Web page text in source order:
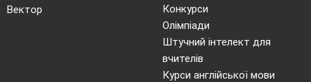
Вектор
Конкурси
Олімпіади
Штучний інтелект для
вчителів
Курси англійської мови